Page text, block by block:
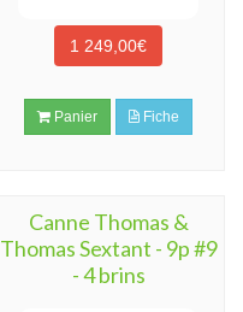
1 249,00€
Panier Fiche
Canne Thomas &
Thomas Sextant - 9p #9
- 4 brins